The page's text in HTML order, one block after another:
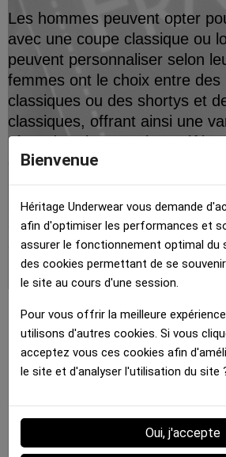
Les hommes peuvent opter
avec une coupe classique ou
peuvent personnaliser selon
femmes ont le choix entre des
classiques ou des shortys et
classiques, offrant ainsi une
répondant à toutes les
garçons et les filles peuvent
libre cours à leur imagination
leurs propres boxers. La
au-delà du simple choix de
à chacun de créer un sous-
propre, une pièce unique
"
Chez Héritage, nous
commence avec le
privilégier la qualité,
Rejoignez-nous dans
Bienvenue
Héritage Underwear vous demande
afin d'optimiser les performances et
assurer le fonctionnement optimal du
des cookies permettant de se
le site au cours d'une session.
Pour vous offrir la meilleure
utilisons d'autres cookies. Si vous
acceptez vous ces cookies afin
le site et d'analyser l'utilisation du site
Oui, j'accepte